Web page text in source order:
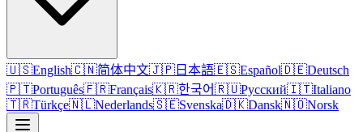
🇺🇸English🇨🇳简体中文🇯🇵 日本語🇪🇸Español🇩🇪Deutsch
🇵🇹Português🇫🇷Français🇰🇷한국어🇷🇺Русский🇮🇹Italiano
🇹🇷Türkçe🇳🇱Nederlands🇸🇪Svenska🇩🇰Dansk🇳🇴Norsk